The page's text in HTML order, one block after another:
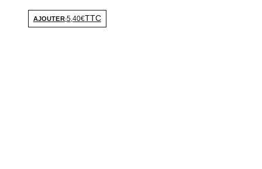
AJOUTER-5,40€TTC